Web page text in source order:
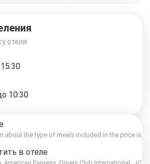
отеля
10:30
about the type of meals included in the price is
в отеле